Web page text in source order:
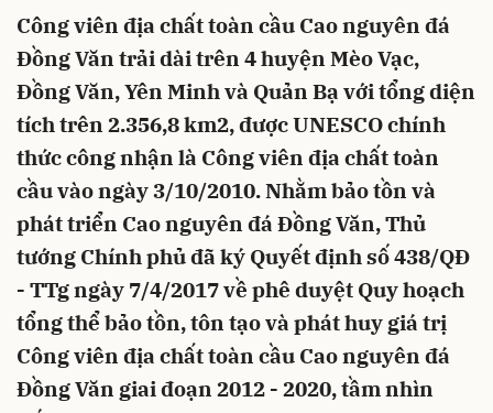
Công viên địa chất toàn cầu Cao nguyên đá
Đồng Văn trải dài trên 4 huyện Mèo Vạc,
Đồng Văn, Yên Minh và Quản Bạ với tổng diện
tích trên 2.356,8 km2, được UNESCO chính
thức công nhận là Công viên địa chất toàn
cầu vào ngày 3/10/2010. Nhằm bảo tồn và
phát triển Cao nguyên đá Đồng Văn, Thủ
tướng Chính phủ đã ký Quyết định số 438/QĐ
- TTg ngày 7/4/2017 về phê duyệt Quy hoạch
tổng thể bảo tồn, tôn tạo và phát huy giá trị
Công viên địa chất toàn cầu Cao nguyên đá
Đồng Văn giai đoạn 2012 - 2020, tầm nhìn